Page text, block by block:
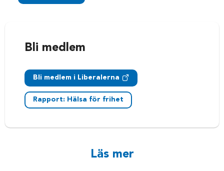
Bli medlem
Bli medlem i Liberalerna
Rapport: Hälsa för frihet
Läs mer